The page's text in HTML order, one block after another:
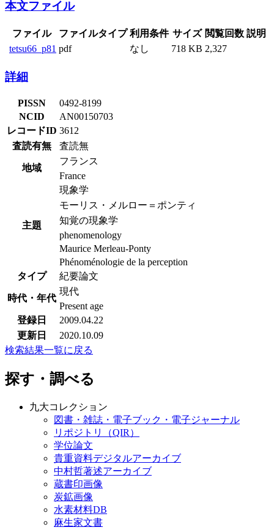
本文ファイル
ファイル ファイルタイプ 利用条件 サイズ 閲覧回数 説明
tetsu66_p81 pdf なし 718 KB 2,327
詳細
PISSN
0492-8199
NCID
AN00150703
レコードID 3612
査読有無
査読無
地域
フランス
France
主題
現象学
モーリス・メルロー＝ポンティ
知覚の現象学
phenomenology
Maurice Merleau-Ponty
Phénoménologie de la perception
タイプ
紀要論文
時代・年代
現代
Present age
登録日
2009.04.22
更新日
2020.10.09
検索結果一覧に戻る
探す・調べる
九大コレクション
図書・雑誌・電子ブック・電子ジャーナル
リポジトリ（QIR）
学位論文
貴重資料デジタルアーカイブ
中村哲著述アーカイブ
蔵書印画像
炭鉱画像
水素材料DB
麻生家文書